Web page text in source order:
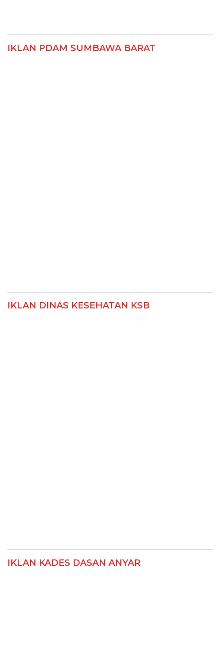
IKLAN PDAM SUMBAWA BARAT
IKLAN DINAS KESEHATAN KSB
IKLAN KADES DASAN ANYAR